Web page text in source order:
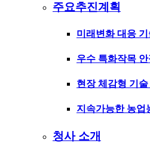
주요추진계획
미래변화 대응
우수 특화작목
현장 체감형 기
지속가능한 농업
청사 소개